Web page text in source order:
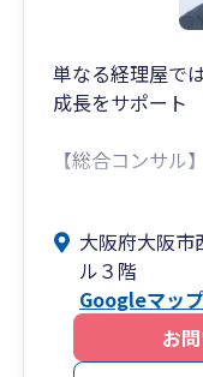
単なる経理屋で
成長をサポート
【総合コンサル】
ITを活用した運
す。月次資料は
をわかりやすく
くなることをお
また、企業の成
ん。
大阪府大阪
ル３階
Googleマッ
お